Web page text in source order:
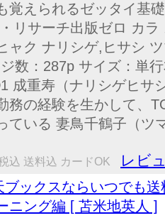
覚えられるゼッタイ基
リサーチ出版ゼロ カ
ャク ナリシゲ,ヒサシ
数：287p サイズ：単
成重寿（ナリシゲヒサ
務の経験を生かして、
ている 妻鳥千鶴子（ツ
込 送料込 カードOK レビ
ブックスならいつでも
ニング編 [ 苫米地英人 ]